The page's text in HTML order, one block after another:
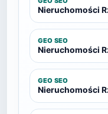
Nieruchomości
GEO SEO
Nieruchomości
GEO SEO
Nieruchomości